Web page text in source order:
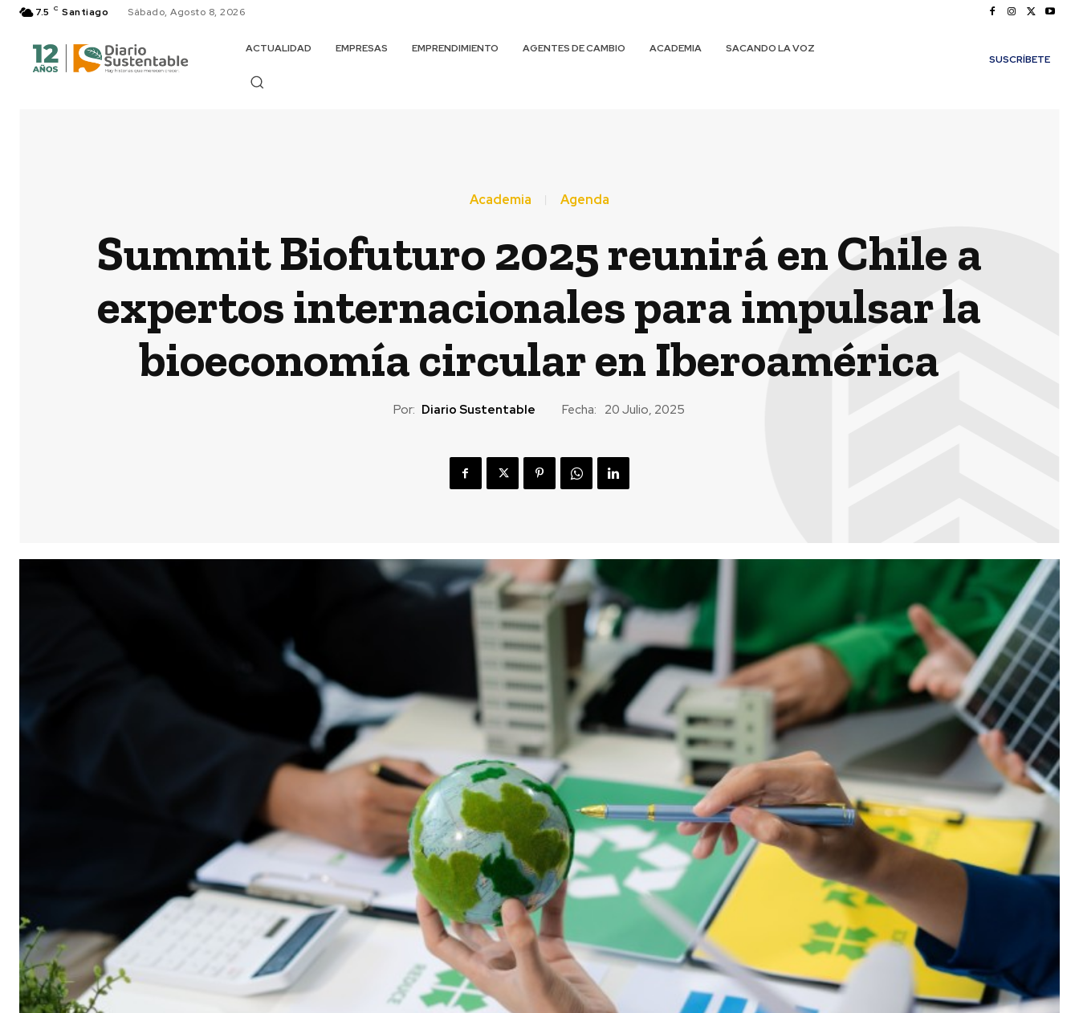
7.5 C Santiago Sábado, Agosto 8, 2026
ACTUALIDAD EMPRESAS EMPRENDIMIENTO AGENTES DE CAMBIO ACADEMIA
SACANDO LA VOZ
SUSCRÍBETE
Academia Agenda
Summit Biofuturo 2025 reunirá en Chile a
expertos internacionales para impulsar la
bioeconomía circular en Iberoamérica
Por: Diario Sustentable Fecha: 20 Julio, 2025